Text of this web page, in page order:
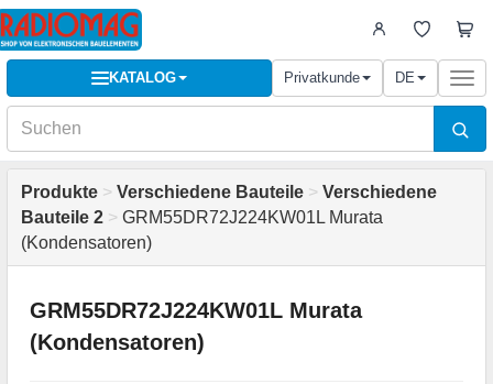
KATALOG Privatkunde DE
Produkte > Verschiedene Bauteile > Verschiedene
Bauteile 2 > GRM55DR72J224KW01L Murata
(Kondensatoren)
GRM55DR72J224KW01L Murata
(Kondensatoren)